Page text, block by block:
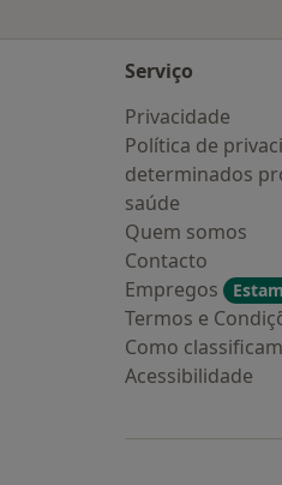
Serviço
Privacidade
Política de
determinados
saúde
Quem somos
Contacto
Empregos
Termos e
Como
Acessibilidade